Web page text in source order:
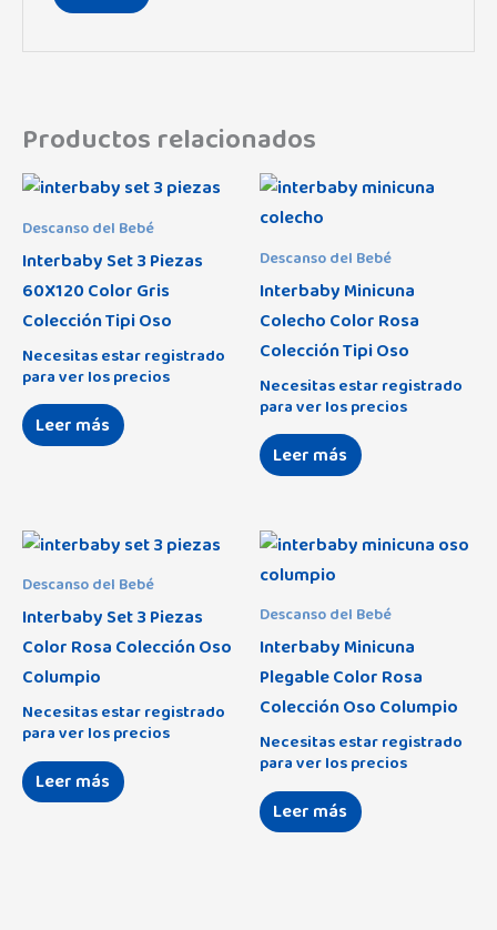
Productos relacionados
Descanso del Bebé
Interbaby Set 3 Piezas
60X120 Color Gris
Colección Tipi Oso
Necesitas estar registrado
para ver los precios
Leer más
Descanso del Bebé
Interbaby Minicuna
Colecho Color Rosa
Colección Tipi Oso
Necesitas estar registrado
para ver los precios
Leer más
Descanso del Bebé
Interbaby Set 3 Piezas
Color Rosa Colección Oso
Columpio
Necesitas estar registrado
para ver los precios
Leer más
Descanso del Bebé
Interbaby Minicuna
Plegable Color Rosa
Colección Oso Columpio
Necesitas estar registrado
para ver los precios
Leer más